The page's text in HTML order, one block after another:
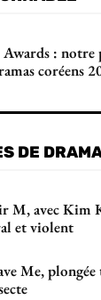
Awards : notre
coréens
DE
M, avec Kim
et violent
Me,